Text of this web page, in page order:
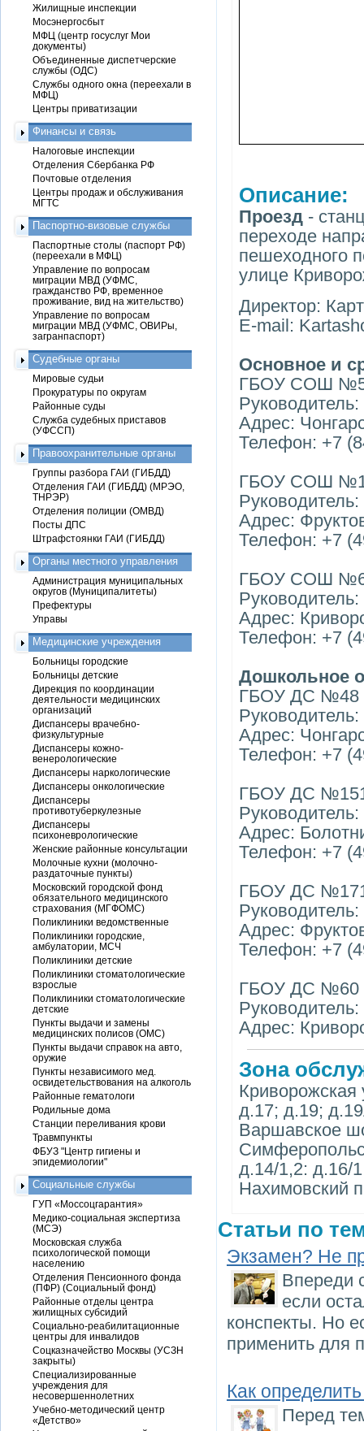
Описание:
Проезд -
переходе
пешеходного
улице
Директор:
E-mail:
Основное и
ГБОУ СОШ
Адрес:
Телефон: +7
ГБОУ СОШ
Адрес:
Телефон: +7
ГБОУ СОШ
Адрес:
Телефон: +7
Дошкольное
ГБОУ ДС №48
Адрес:
Телефон: +7
ГБОУ ДС
Адрес:
Телефон: +7
ГБОУ ДС
Адрес:
Телефон: +7
ГБОУ ДС №60
Адрес:
Зона
д.17; д.19;
Варшавское
д.14/1,2: д.16/
Нахимовский
Статьи по
Экзамен? Не
Впереди
если
конспекты. Но
применить для
Как
Перед
Жилищные инспекции
Мосэнергосбыт
МФЦ (центр госуслуг Мои
документы)
Объединенные диспетчерские
службы (ОДС)
Службы одного окна (переехали в
МФЦ)
Центры приватизации
Финансы и связь
Налоговые инспекции
Отделения Сбербанка РФ
Почтовые отделения
Центры продаж и обслуживания
МГТС
Паспортно-визовые службы
Паспортные столы (паспорт РФ)
(переехали в МФЦ)
Управление по вопросам
миграции МВД (УФМС,
гражданство РФ, временное
проживание, вид на жительство)
Управление по вопросам
миграции МВД (УФМС, ОВИРы,
загранпаспорт)
Судебные органы
Мировые судьи
Прокуратуры по округам
Районные суды
Служба судебных приставов
(УФССП)
Правоохранительные органы
Группы разбора ГАИ (ГИБДД)
Отделения ГАИ (ГИБДД) (МРЭО,
ТНРЭР)
Отделения полиции (ОМВД)
Посты ДПС
Штрафстоянки ГАИ (ГИБДД)
Органы местного управления
Администрация муниципальных
округов (Муниципалитеты)
Префектуры
Управы
Медицинские учреждения
Больницы городские
Больницы детские
Дирекция по координации
деятельности медицинских
организаций
Диспансеры врачебно-
физкультурные
Диспансеры кожно-
венерологические
Диспансеры наркологические
Диспансеры онкологические
Диспансеры
противотуберкулезные
Диспансеры
психоневрологические
Женские районные консультации
Молочные кухни (молочно-
раздаточные пункты)
Московский городской фонд
обязательного медицинского
страхования (МГФОМС)
Поликлиники ведомственные
Поликлиники городские,
амбулатории, МСЧ
Поликлиники детские
Поликлиники стоматологические
взрослые
Поликлиники стоматологические
детские
Пункты выдачи и замены
медицинских полисов (ОМС)
Пункты выдачи справок на авто,
оружие
Пункты независимого мед.
освидетельствования на алкоголь
Районные гематологи
Родильные дома
Станции переливания крови
Травмпункты
ФБУЗ "Центр гигиены и
эпидемиологии"
Социальные службы
ГУП «Моссоцгарантия»
Медико-социальная экспертиза
(МСЭ)
Московская служба
психологической помощи
населению
Отделения Пенсионного фонда
(ПФР) (Социальный фонд)
Районные отделы центра
жилищных субсидий
Социально-реабилитационные
центры для инвалидов
Соцказначейство Москвы (УСЗН
закрыты)
Специализированные
учреждения для
несовершеннолетних
Учебно-методический центр
«Детство»